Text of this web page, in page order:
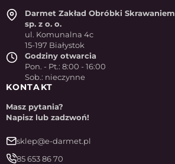
Darmet Zakład Obróbki Skrawaniem
sp. z o. o.
ul. Komunalna 4c
15-197 Białystok
Godziny otwarcia
Pon. - Pt.: 8:00 - 16:00
Sob.: nieczynne
KONTAKT
Masz pytania?
Napisz lub zadzwoń!
sklep@e-darmet.pl
85 653 86 70